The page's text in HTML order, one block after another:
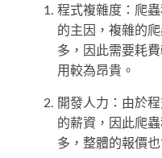
程式複雜度：爬
的主因，複雜的
多，因此需要耗
用較為昂貴。
開發人力：由於
的薪資，因此爬
多，整體的報價也